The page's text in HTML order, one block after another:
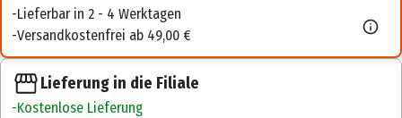
Lieferbar in 2 - 4 Werktagen
Versandkostenfrei ab 49,00 €
Lieferung in die Filiale
Kostenlose Lieferung